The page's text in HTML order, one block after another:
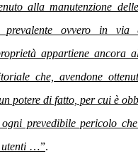
alla manutenzione
ovvero in via
appartiene ancora
che, avendone
potere di fatto, per cui è
prevedibile pericolo
…”.